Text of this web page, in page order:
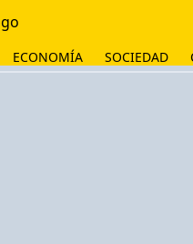
ECONOMÍA SOCIEDAD